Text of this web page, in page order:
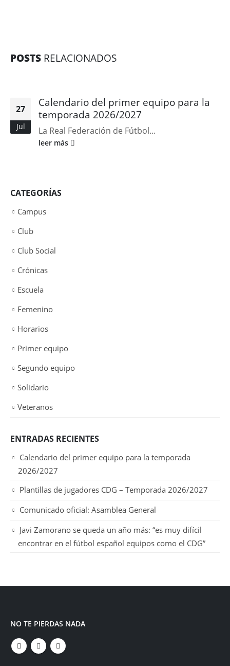
POSTS RELACIONADOS
27
Jul
Calendario del primer equipo para la
temporada 2026/2027
La Real Federación de Fútbol...
leer más
CATEGORÍAS
Campus
Club
Club Social
Crónicas
Escuela
Femenino
Horarios
Primer equipo
Segundo equipo
Solidario
Veteranos
ENTRADAS RECIENTES
Calendario del primer equipo para la temporada
2026/2027
Plantillas de jugadores CDG – Temporada 2026/2027
Comunicado oficial: Asamblea General
Javi Zamorano se queda un año más: “es muy difícil
encontrar en el fútbol español equipos como el CDG”
NO TE PIERDAS NADA